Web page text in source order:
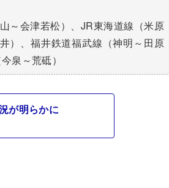
～会津若松）、JR東海道線（米原
）、福井鉄道福武線（神明～田原
泉～荒砥）
が明らかに